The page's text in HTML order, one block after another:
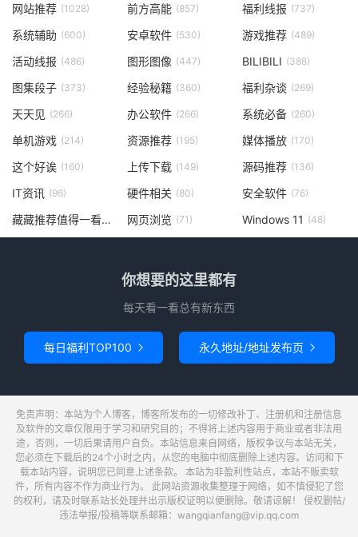
网站推荐 (1028) 前方高能 (857) 福利线报 (737)
系统辅助 (600) 安卓软件 (530) 游戏推荐 (489)
活动线报 (486) 图形图像 (447) BILIBILI (388)
图集段子 (373) 经验秘籍 (360) 福利杂谈 (269)
天天见 (266) 办公软件 (266) 系统必备 (260)
单机游戏 (214) 资源推荐 (195) 媒体播放 (170)
这个好诶 (160) 上传下载 (149) 源码推荐 (136)
IT资讯 (96) 硬件相关 (80) 安全软件 (76)
藏藏推荐值得一看 网页浏览 (71) Windows 11 (48)
你想要的这里都有
每天看一看总有新东西
每日福利TOP100  永久地址/地址发布页 
免责声明：本站为个人博客，博客所发布的一切修改补丁、注册机和注册信息
及软件的文章仅限用于学习和研究目的；不得将上述内容用于商业或者非法用
途，否则，一切后果请用户自负。本站信息来自网络，版权争议与本站无关，
您必须在下载后的24个小时之内，从您的电脑中彻底删除上述内容。访问和下
载本站内容，说明您已同意上述条款。 本站为非盈利性站点，本站不贩卖软
件，所有内容不作为商业行为。 此网站资源收集整理于网络，如不慎侵犯了您
的权利，请及时联系站长处理并出示版权证明以便删除。敬请谅解！ 侵权删帖/
违法举报/投稿等联系邮箱：wangqianfang@vip.qq.com